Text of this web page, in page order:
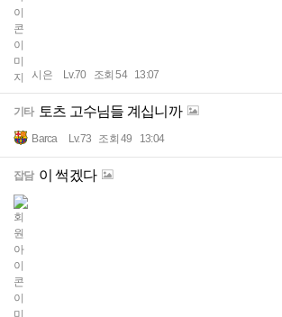
시은 Lv.70 조회 54 13:07
기타 토츠 고수님들 계십니까
Barca Lv.73 조회 49 13:04
잡담 이 썩겠다